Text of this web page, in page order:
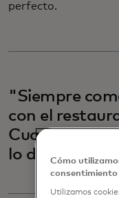
perfecto.
"Siempre
con el
Cuando
lo demás
Cómo
consentimiento
Utilizamos